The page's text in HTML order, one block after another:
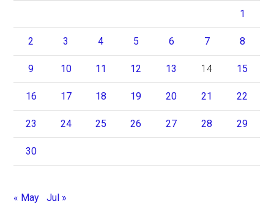
1
2 3 4 5 6 7 8
9 10 11 12 13 14 15
16 17 18 19 20 21 22
23 24 25 26 27 28 29
30
« May Jul »